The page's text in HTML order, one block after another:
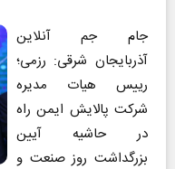
جام جم آنلاین
آذربایجان شرقی: رزمی؛
رییس هیات مدیره
شرکت پالایش ایمن راه
در حاشیه آیین
بزرگداشت روز صنعت و